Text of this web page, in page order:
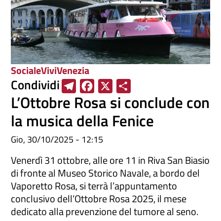
SocialeViviVenezia
Condividi
e
e
g
r
a
m
a
c
e
b
o
o
k
h
r
L’Ottobre Rosa si conclude con
la musica della Fenice
Gio, 30/10/2025 - 12:15
Venerdì 31 ottobre, alle ore 11 in Riva San Biasio
di fronte al Museo Storico Navale, a bordo del
Vaporetto Rosa, si terrà l’appuntamento
conclusivo dell’Ottobre Rosa 2025, il mese
dedicato alla prevenzione del tumore al seno.